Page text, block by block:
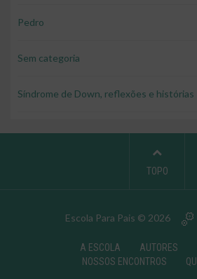
Pedro
Sem categoria
Síndrome de Down, reflexões e histórias
Escola Para Pais © 2026
A ESCOLA AUTORES
NOSSOS ENCONTROS
TOPO